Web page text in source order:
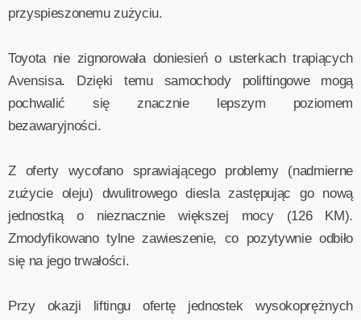
przyspieszonemu zużyciu.
Toyota nie zignorowała doniesień o usterkach trapiących
Avensisa. Dzięki temu samochody poliftingowe mogą
pochwalić się znacznie lepszym poziomem
bezawaryjności.
Z oferty wycofano sprawiającego problemy (nadmierne
zużycie oleju) dwulitrowego diesla zastępując go nową
jednostką o nieznacznie większej mocy (126 KM).
Zmodyfikowano tylne zawieszenie, co pozytywnie odbiło
się na jego trwałości.
Przy okazji liftingu ofertę jednostek wysokoprężnych